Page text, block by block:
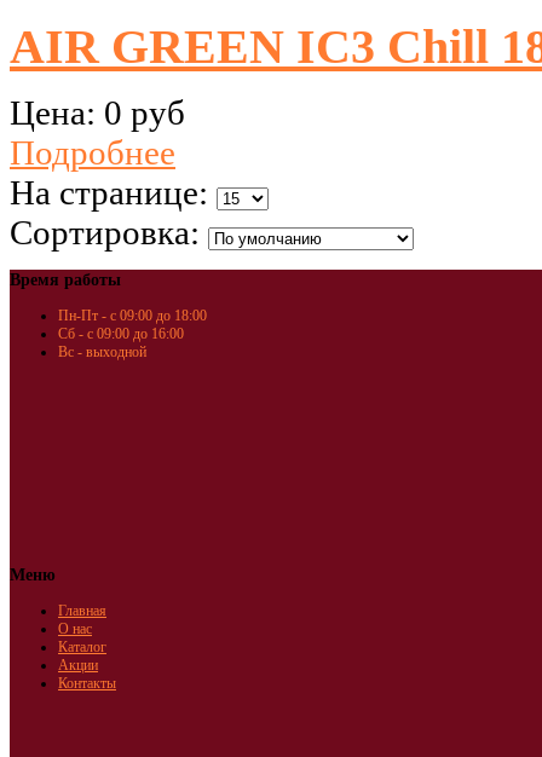
AIR GREEN IC3 Chill
Цена: 0 руб
Подробнее
На странице:
Сортировка:
Время работы
Пн-Пт - с 09:00 до 18:00
Сб - с 09:00 до 16:00
Вс - выходной
Меню
Главная
О нас
Каталог
Акции
Контакты